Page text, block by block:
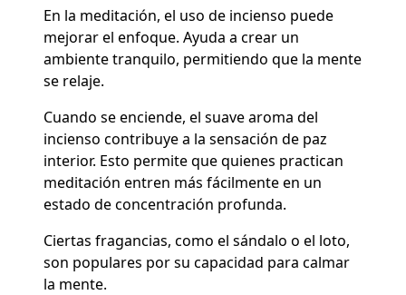
En la meditación, el uso de incienso puede
mejorar el enfoque. Ayuda a crear un
ambiente tranquilo, permitiendo que la mente
se relaje.
Cuando se enciende, el suave aroma del
incienso contribuye a la sensación de paz
interior. Esto permite que quienes practican
meditación entren más fácilmente en un
estado de concentración profunda.
Ciertas fragancias, como el sándalo o el loto,
son populares por su capacidad para calmar
la mente.